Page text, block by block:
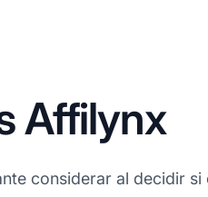
Affilynx
considerar al decidir